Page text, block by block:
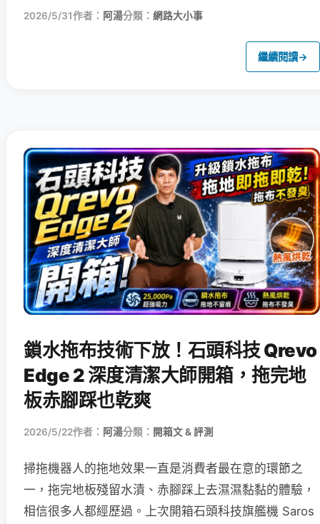
2026/5/31作者： 阿湯分類： 網路大小事
繼續閱讀→
鎖水拖布技術下放！石頭科技 Qrevo
Edge 2 深度清潔大師開箱，拖完地
板赤腳踩也乾爽
2026/5/22作者： 阿湯分類： 開箱文 & 評測
掃拖機器人的拖地效果一直是消費者最在意的環節之
一，拖完地板殘留水漬、赤腳踩上去濕濕黏黏的體驗，
相信很多人都經歷過。上次開箱石頭科技旗艦機 Saros